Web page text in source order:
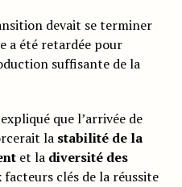
devait se terminer
a été retardée pour
suffisante de la
que l’arrivée de
la stabilité de la
et la diversité des
facteurs clés de la réussite